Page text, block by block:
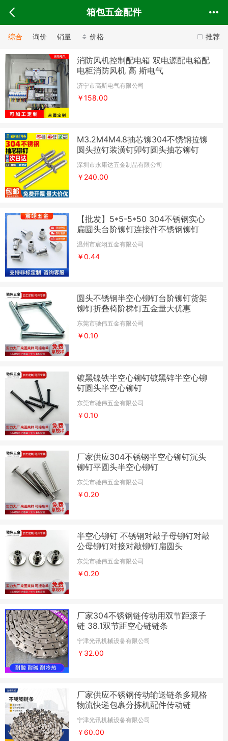
箱包五金配件
推荐
综合 询价 销量 价格
消防风机控制配电箱 双电源配电箱配
电柜消防风机 高 斯电气
济宁市高斯电气有限公司
￥158.00
M3.2M4M4.8抽芯铆304不锈钢拉铆
圆头拉钉装潢钉卯钉圆头抽芯铆钉
深圳市永康达五金制品有限公司
￥240.00
【批发】5*5-5*50 304不锈钢实心
扁圆头台阶铆钉连接件不锈钢铆钉
温州市宸翊五金有限公司
￥0.44
圆头不锈钢半空心铆钉台阶铆钉货架
铆钉折叠椅阶梯钉五金量大优惠
东莞市驰伟五金有限公司
￥0.10
镀黑镍铁半空心铆钉镀黑锌半空心铆
钉圆头半空心铆钉
东莞市驰伟五金有限公司
￥0.10
厂家供应304不锈钢半空心铆钉沉头
铆钉平圆头半空心铆钉
东莞市驰伟五金有限公司
￥0.20
半空心铆钉 不锈钢对敲子母铆钉对敲
公母铆钉对接对敲铆钉扁圆头
东莞市驰伟五金有限公司
￥0.20
厂家304不锈钢链传动用双节距滚子
链 38.1双节距空心链链条
宁津光讯机械设备有限公司
￥32.00
厂家供应不锈钢传动输送链条多规格
物流快递包裹分拣机配件传动链
宁津光讯机械设备有限公司
￥60.00